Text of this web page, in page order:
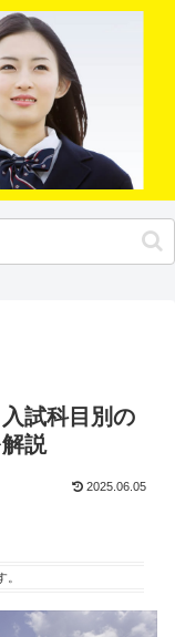
試科目別の
説
2025.06.05
。